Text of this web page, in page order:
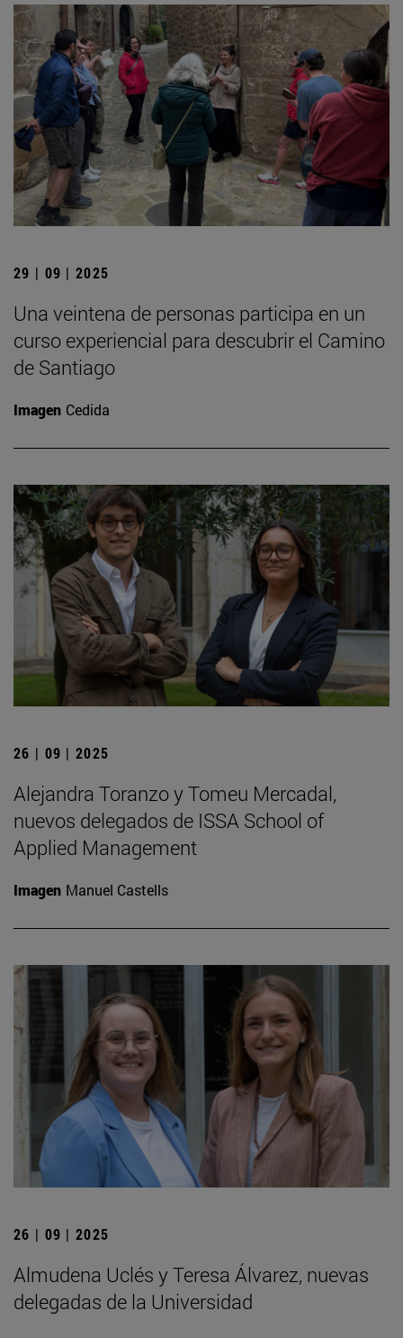
29 | 09 | 2025
Una veintena de personas participa en un
curso experiencial para descubrir el Camino
de Santiago
Imagen Cedida
26 | 09 | 2025
Alejandra Toranzo y Tomeu Mercadal,
nuevos delegados de ISSA School of
Applied Management
Imagen Manuel Castells
26 | 09 | 2025
Almudena Uclés y Teresa Álvarez, nuevas
delegadas de la Universidad